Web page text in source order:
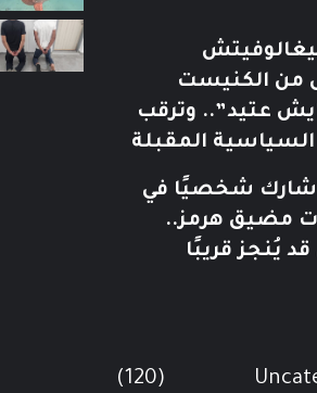
من الكنيست
عتيد”.. وترقب
المقبلة
شخصيًا في
مضيق هرمز..
قد يُنجز قريبًا
(120)